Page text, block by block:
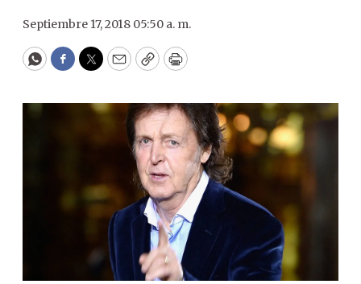
Septiembre 17, 2018 05:50 a. m.
WhatsApp
Facebook
Twitter
EmailCopyPrint